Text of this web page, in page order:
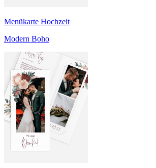
Menükarte Hochzeit
Modern Boho